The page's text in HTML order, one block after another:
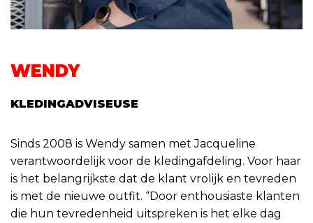
WENDY
KLEDINGADVISEUSE
Sinds 2008 is Wendy samen met Jacqueline
verantwoordelijk voor de kledingafdeling. Voor haar
is het belangrijkste dat de klant vrolijk en tevreden
is met de nieuwe outfit. “Door enthousiaste klanten
die hun tevredenheid uitspreken is het elke dag